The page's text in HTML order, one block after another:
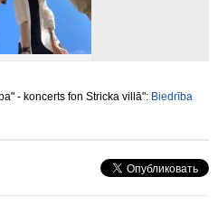
- koncerts fon Stricka villā": Biedrība